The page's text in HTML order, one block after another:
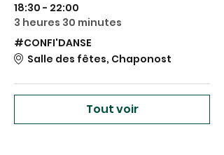
18:30 - 22:00
3 heures 30 minutes
#CONFI'DANSE
Salle des fêtes, Chaponost
Tout voir